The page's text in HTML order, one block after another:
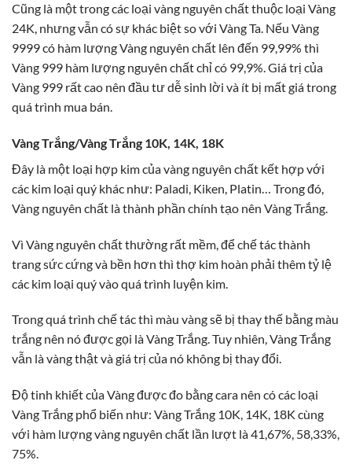
Cũng là một trong các loại vàng nguyên chất thuộc loại Vàng
24K, nhưng vẫn có sự khác biệt so với Vàng Ta. Nếu Vàng
9999 có hàm lượng Vàng nguyên chất lên đến 99,99% thì
Vàng 999 hàm lượng nguyên chất chỉ có 99,9%. Giá trị của
Vàng 999 rất cao nên đầu tư dễ sinh lời và ít bị mất giá trong
quá trình mua bán.
Vàng Trắng/Vàng Trắng 10K, 14K, 18K
Đây là một loại hợp kim của vàng nguyên chất kết hợp với
các kim loại quý khác như: Paladi, Kiken, Platin… Trong đó,
Vàng nguyên chất là thành phần chính tạo nên Vàng Trắng.
Vì Vàng nguyên chất thường rất mềm, để chế tác thành
trang sức cứng và bền hơn thì thợ kim hoàn phải thêm tỷ lệ
các kim loại quý vào quá trình luyện kim.
Trong quá trình chế tác thì màu vàng sẽ bị thay thế bằng màu
trắng nên nó được gọi là Vàng Trắng. Tuy nhiên, Vàng Trắng
vẫn là vàng thật và giá trị của nó không bị thay đổi.
Độ tinh khiết của Vàng được đo bằng cara nên có các loại
Vàng Trắng phổ biến như: Vàng Trắng 10K, 14K, 18K cùng
với hàm lượng vàng nguyên chất lần lượt là 41,67%, 58,33%,
75%.